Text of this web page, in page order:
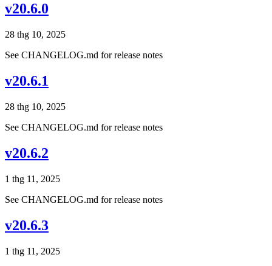
v20.6.0
28 thg 10, 2025
See CHANGELOG.md for release notes
v20.6.1
28 thg 10, 2025
See CHANGELOG.md for release notes
v20.6.2
1 thg 11, 2025
See CHANGELOG.md for release notes
v20.6.3
1 thg 11, 2025